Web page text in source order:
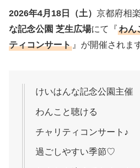
2026年4月18日（土） 京都府相
な記念公園 芝生広場にて『わん
ティコンサート』が開催されま
けいはんな記念公園主催
わんこと聴ける
チャリティコンサート♪
過ごしやすい季節♡